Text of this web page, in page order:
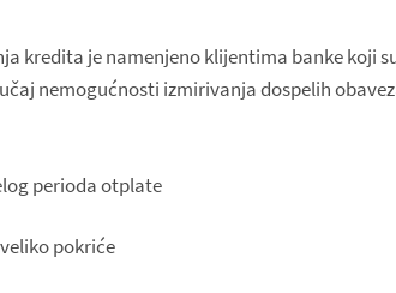
kredita je namenjeno klijentima banke koji
nemogućnosti izmirivanja dospelih
perioda otplate
pokriće